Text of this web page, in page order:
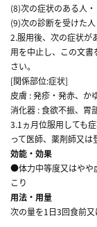
(8)次の症状のある人
(9)次の診断を受けた
2.服用後、次の症状が
用を中止し、この文
さい。
[関係部位:症状]
皮膚 : 発疹・発赤、か
消化器 : 食欲不振、胃
3.1ヵ月位服用しても
って医師、薬剤師又
効能・効果
●体力中等度又はやや
こり
用法・用量
次の量を1日3回食前又